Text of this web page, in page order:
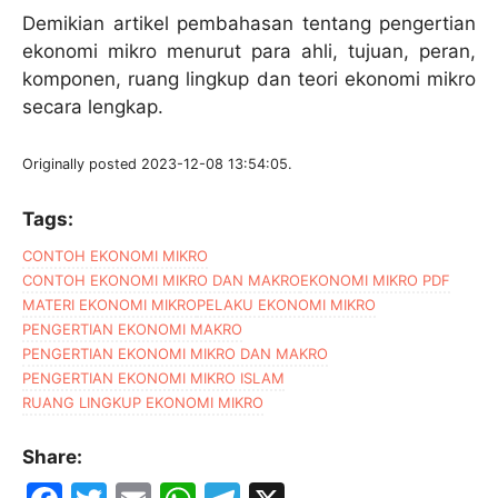
Demikian artikel pembahasan tentang pengertian
ekonomi mikro menurut para ahli, tujuan, peran,
komponen, ruang lingkup dan teori ekonomi mikro
secara lengkap.
Originally posted 2023-12-08 13:54:05.
Tags:
CONTOH EKONOMI MIKRO
CONTOH EKONOMI MIKRO DAN MAKROEKONOMI MIKRO PDF
MATERI EKONOMI MIKROPELAKU EKONOMI MIKRO
PENGERTIAN EKONOMI MAKRO
PENGERTIAN EKONOMI MIKRO DAN MAKRO
PENGERTIAN EKONOMI MIKRO ISLAM
RUANG LINGKUP EKONOMI MIKRO
Share: